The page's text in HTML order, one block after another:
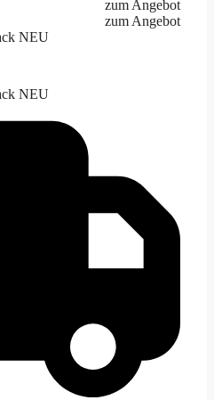
zum Angebot
zum Angebot
NEU
NEU